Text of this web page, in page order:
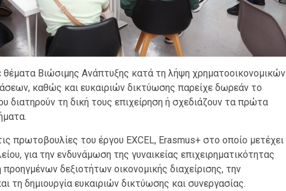
θέματα Βιώσιμης Ανάπτυξης κατά τη λήψη χρηματοοικονομικών
καθώς και ευκαιριών δικτύωσης παρείχε δωρεάν το
διατηρούν τη δική τους επιχείρηση ή σχεδιάζουν τα πρώτα
πρωτοβουλίες του έργου EXCEL, Erasmus+ στο οποίο μετέχει
για την ενδυνάμωση της γυναικείας επιχειρηματικότητας
δεξιοτήτων οικονομικής διαχείρισης, την
τη δημιουργία ευκαιριών δικτύωσης και συνεργασίας.